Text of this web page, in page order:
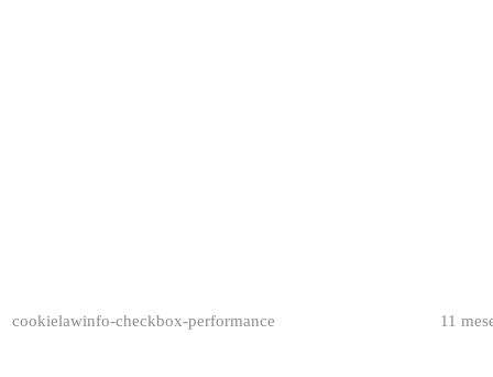
cookielawinfo-checkbox-performance 11